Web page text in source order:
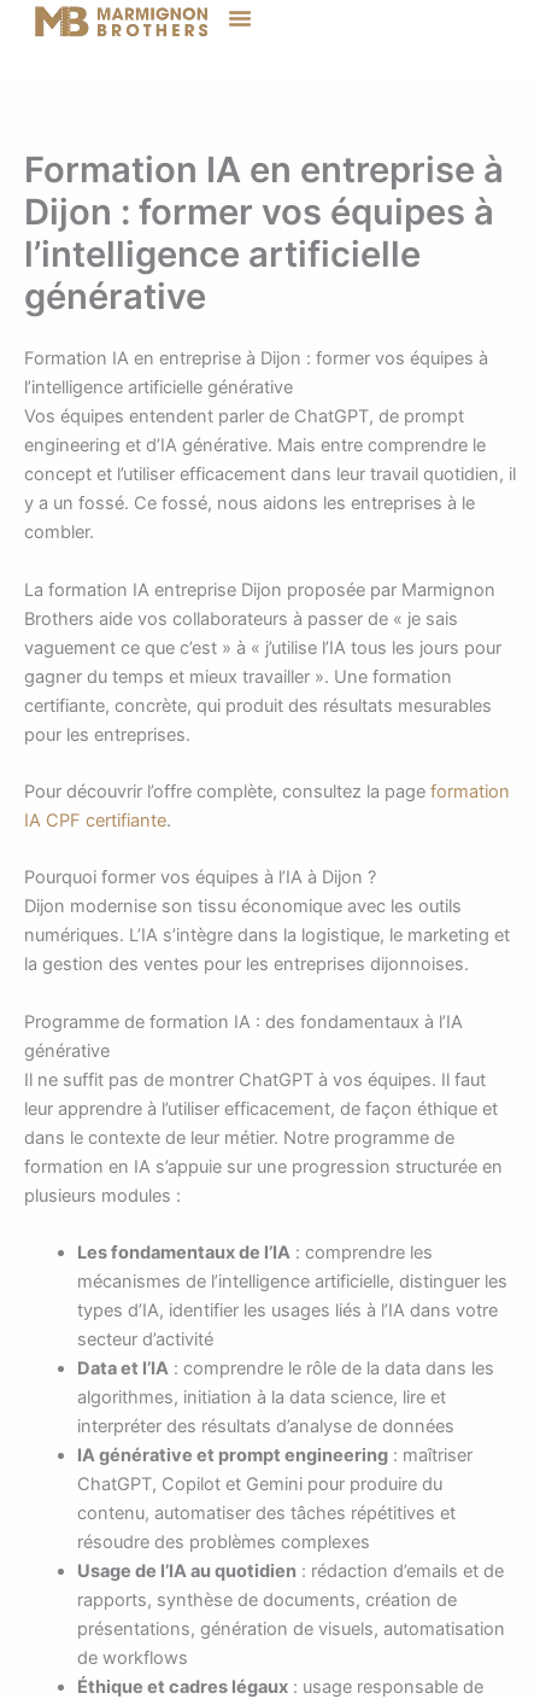
Formation IA en entreprise à
Dijon : former vos équipes à
l’intelligence artificielle
générative
Formation IA en entreprise à Dijon : former vos équipes à
l’intelligence artificielle générative
Vos équipes entendent parler de ChatGPT, de prompt
engineering et d’IA générative. Mais entre comprendre le
concept et l’utiliser efficacement dans leur travail quotidien, il
y a un fossé. Ce fossé, nous aidons les entreprises à le
combler.
La formation IA entreprise Dijon proposée par Marmignon
Brothers aide vos collaborateurs à passer de « je sais
vaguement ce que c’est » à « j’utilise l’IA tous les jours pour
gagner du temps et mieux travailler ». Une formation
certifiante, concrète, qui produit des résultats mesurables
pour les entreprises.
Pour découvrir l’offre complète, consultez la page formation
IA CPF certifiante.
Pourquoi former vos équipes à l’IA à Dijon ?
Dijon modernise son tissu économique avec les outils
numériques. L’IA s’intègre dans la logistique, le marketing et
la gestion des ventes pour les entreprises dijonnoises.
Programme de formation IA : des fondamentaux à l’IA
générative
Il ne suffit pas de montrer ChatGPT à vos équipes. Il faut
leur apprendre à l’utiliser efficacement, de façon éthique et
dans le contexte de leur métier. Notre programme de
formation en IA s’appuie sur une progression structurée en
plusieurs modules :
Les fondamentaux de l’IA: comprendre les
mécanismes de l’intelligence artificielle, distinguer les
types d’IA, identifier les usages liés à l’IA dans votre
secteur d’activité
Data et l’IA: comprendre le rôle de la data dans les
algorithmes, initiation à la data science, lire et
interpréter des résultats d’analyse de données
IA générative et prompt engineering: maîtriser
ChatGPT, Copilot et Gemini pour produire du
contenu, automatiser des tâches répétitives et
résoudre des problèmes complexes
Usage de l’IA au quotidien: rédaction d’emails et de
rapports, synthèse de documents, création de
présentations, génération de visuels, automatisation
de workflows
Éthique et cadres légaux: usage responsable de